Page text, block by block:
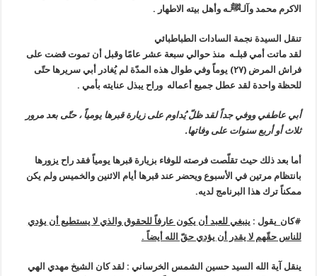
الاكرم محمد وآلـﷺـه وأهل بيته الاطهار .
تنقل السيدة نجمة السادات الطباطبائي
لقد ماتت أمي قبلـه منذ حوالي سبعة عشر عامًا وقبل أن تموت قضت على
فراش المرض (٢٧) يوماً وفي طوال هذه المدّة لم يُغادر أبي سريرها حتّى
للحظة واحدة لقد عطل جميع أعماله وراح يبذل عنايته بأمي .
أبي عاطفي ووفي جداً لقد ظلّ يُداوم على زيارة قبرها يومياً ، حتّى بعد مرور
ثلاث أو أربع سنوات على وفاتها.
أما بعد ذلك حيث تقلّصت فرصته للوفاء بزيارة قبرها يومياً فقد راح يزورها
بانتظام مرتين في الأسبوع ويحضر عند قبرها أيام الاثنين والخميس ولم يكن
ممكناً ترك هذا البرنامج لديه.
#كان_يقول : ينبغي للعبد أن يكون عارفاً للحقوق والذي لا يستطيع أن يؤدي
للناس حقّهم لا يقدر أن يؤدي حقّ الله أيضاً .
ينقل آية الله السيد حسين الشمس الخرساني : لقد كان الشيخ مهدي الهي